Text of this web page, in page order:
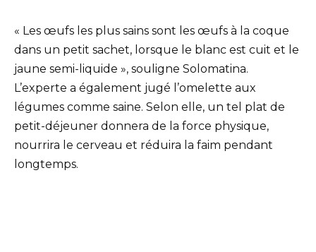
« Les œufs les plus sains sont les œufs à la coque
dans un petit sachet, lorsque le blanc est cuit et le
jaune semi-liquide », souligne Solomatina.
L’experte a également jugé l’omelette aux
légumes comme saine. Selon elle, un tel plat de
petit-déjeuner donnera de la force physique,
nourrira le cerveau et réduira la faim pendant
longtemps.